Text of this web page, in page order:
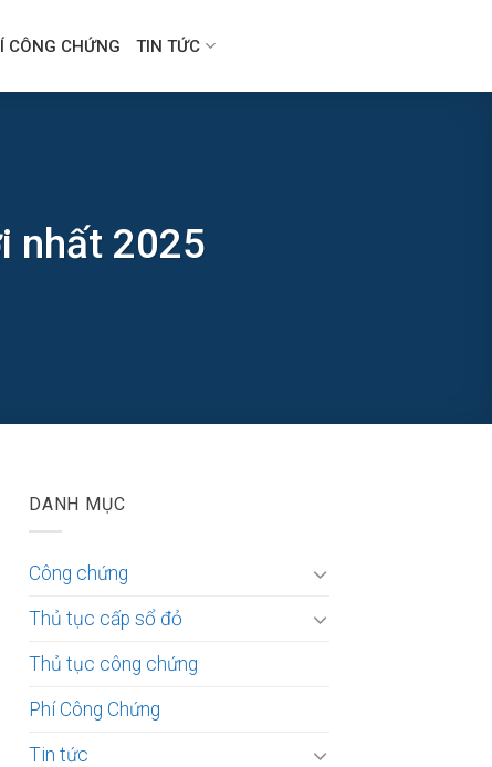
CÔNG CHỨNG TIN TỨC
nhất 2025
DANH MỤC
Công chứng
Thủ tục cấp sổ đỏ
Thủ tục công chứng
Phí Công Chứng
Tin tức